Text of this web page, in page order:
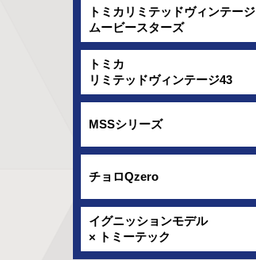
トミカリミテッドヴィンテージ
ムービースターズ
トミカ
リミテッドヴィンテージ43
MSSシリーズ
チョロQzero
イグニッションモデル
× トミーテック